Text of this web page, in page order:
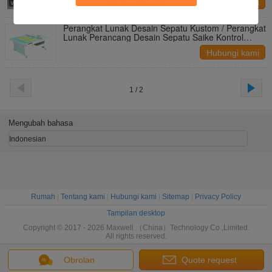
Hubungi kami
Perangkat Lunak Desain Sepatu Kustom / Perangkat
Lunak Perancang Desain Sepatu Saike Kontrol
Hubungi kami
1 / 2
Obrolan Quote request
Mengubah bahasa
Indonesian
Rumah Tentang kami Hubungi kami Sitemap
Privacy Policy
Tampilan desktop
Copyright © 2017 - 2026 Maxwell （China）Technology Co.,Limited.
All rights reserved.